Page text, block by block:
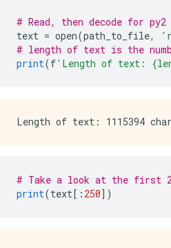
# Read, then decode for py2
text = open(path_to_file,
# length of text is the
print(f'Length of text:
# Take a look at the first
print(text[: 250])